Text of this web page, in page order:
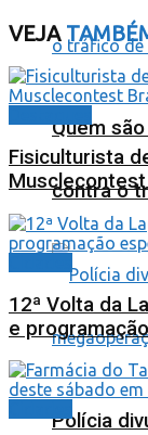
Quem
contra o
Polícia
VEJA
Fisiculturista
Musclecontest
12ª Volta da
e